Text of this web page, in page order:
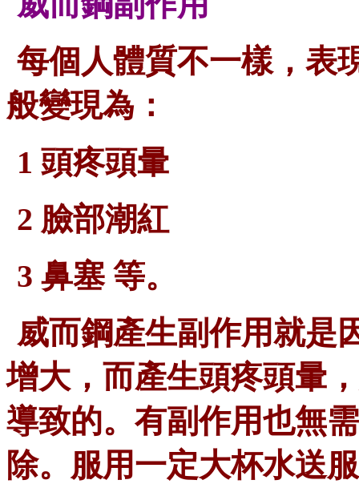
每個人體質不一樣，表
般變現為：
1 頭疼頭暈
2 臉部潮紅
3 鼻塞 等。
威而鋼產生副作用就是
增大，而產生頭疼頭暈
導致的。有副作用也無
除。服用一定大杯水送